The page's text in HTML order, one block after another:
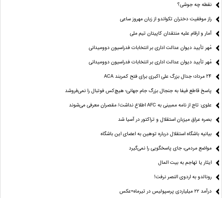
نقطه چه جوشی؟
راز موفقیت دختران تکواندو از زبان مهروز ساعی
آمار و ارقام علیه منتقدان کاپیتان تیم ملی
مُهر تأیید دیوان عدالت اداری بر انتخابات فدراسیون دوومیدانی
مُهر تأیید دیوان عدالت اداری بر انتخابات فدراسیون دوومیدانی
24 مرداد؛ جدال بزرگ علی‌ اکبری برای فتح کمربند ACA
پاسخ قاطع فیفا به جنجال بزرگ جام جهانی؛ هیچ‌کس فوتبال را نمی‌فروشد
علوی: تاج از نامه ممبینی به AFC اطلاع نداشت/ مقصران معرفی می‌شوند
بصره عراق میزبان استقلال و تراکتور در آسیا شد
بیانیه باشگاه استقلال درباره توهین به اعضای این باشگاه
مواضع مردمی، جای پاسخگویی را نمی‌گیرد
ایثار یا تهاجم به بیت المال
رونالدو به اردوی النصر نرفت!
درآمد ۲۲ میلیاردی پرسپولیس در تیرماه+عکس